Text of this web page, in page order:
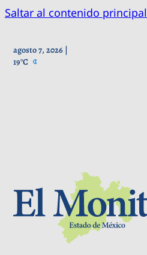
Saltar al contenido principal
agosto 7, 2026 |
19°C